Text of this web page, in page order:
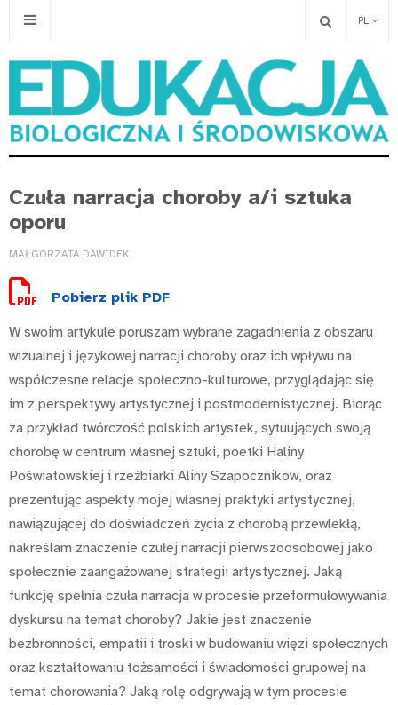
PL
Czuła narracja choroby a/i sztuka
oporu
MAŁGORZATA DAWIDEK
Pobierz plik PDF
W swoim artykule poruszam wybrane zagadnienia z obszaru
wizualnej i językowej narracji choroby oraz ich wpływu na
współczesne relacje społeczno-kulturowe, przyglądając się
im z perspektywy artystycznej i postmodernistycznej. Biorąc
za przykład twórczość polskich artystek, sytuujących swoją
chorobę w centrum własnej sztuki, poetki Haliny
Poświatowskiej i rzeźbiarki Aliny Szapocznikow, oraz
prezentując aspekty mojej własnej praktyki artystycznej,
nawiązującej do doświadczeń życia z chorobą przewlekłą,
nakreślam znaczenie czułej narracji pierwszoosobowej jako
społecznie zaangażowanej strategii artystycznej. Jaką
funkcję spełnia czuła narracja w procesie przeformułowywania
dyskursu na temat choroby? Jakie jest znaczenie
bezbronności, empatii i troski w budowaniu więzi społecznych
oraz kształtowaniu tożsamości i świadomości grupowej na
temat chorowania? Jaką rolę odgrywają w tym procesie